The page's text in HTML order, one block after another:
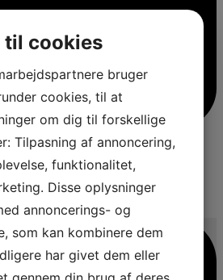
til cookies
bruger
cookies, til at
om dig til forskellige
Tilpasning af annoncering,
funktionalitet,
Disse oplysninger
annoncerings- og
som kan kombinere dem
har givet dem eller